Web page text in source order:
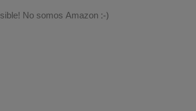
No somos Amazon :-)